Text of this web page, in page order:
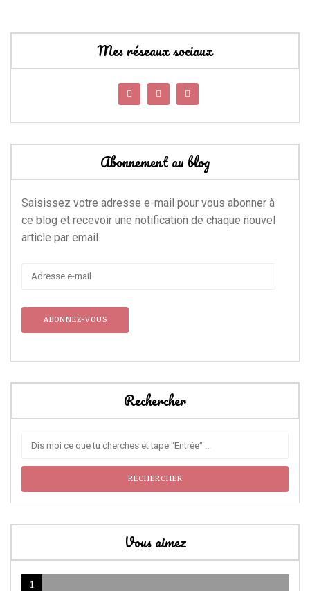
Mes réseaux sociaux
Abonnement au blog
Saisissez votre adresse e-mail pour vous abonner à
ce blog et recevoir une notification de chaque nouvel
article par email.
Adresse
mail
Rechercher
Vous aimez
1